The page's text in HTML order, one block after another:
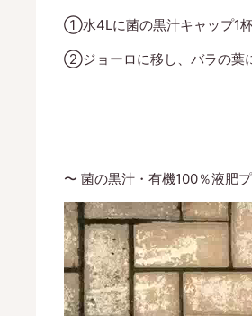
①水4Lに菌の黒汁キャップ1杯
②ジョーロに移し、バラの葉
〜 菌の黒汁・有機100％液肥